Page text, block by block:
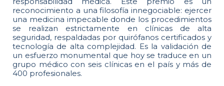
reconocimiento a una filosofía innegociable: ejercer
una medicina impecable donde los procedimientos
se realizan estrictamente en clínicas de alta
seguridad, respaldadas por quirófanos certificados y
tecnología de alta complejidad. Es la validación de
un esfuerzo monumental que hoy se traduce en un
grupo médico con seis clínicas en el país y más de
400 profesionales.